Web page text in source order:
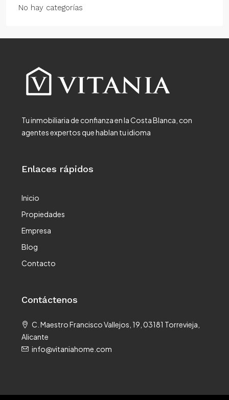
No hay categorías
Tu inmobiliaria de confianza en la Costa Blanca, con
agentes expertos que hablan tu idioma
Enlaces rápidos
Inicio
Propiedades
Empresa
Blog
Contacto
Contáctenos
C. Maestro Francisco Vallejos, 19, 03181 Torrevieja,
Alicante
info@vitaniahome.com